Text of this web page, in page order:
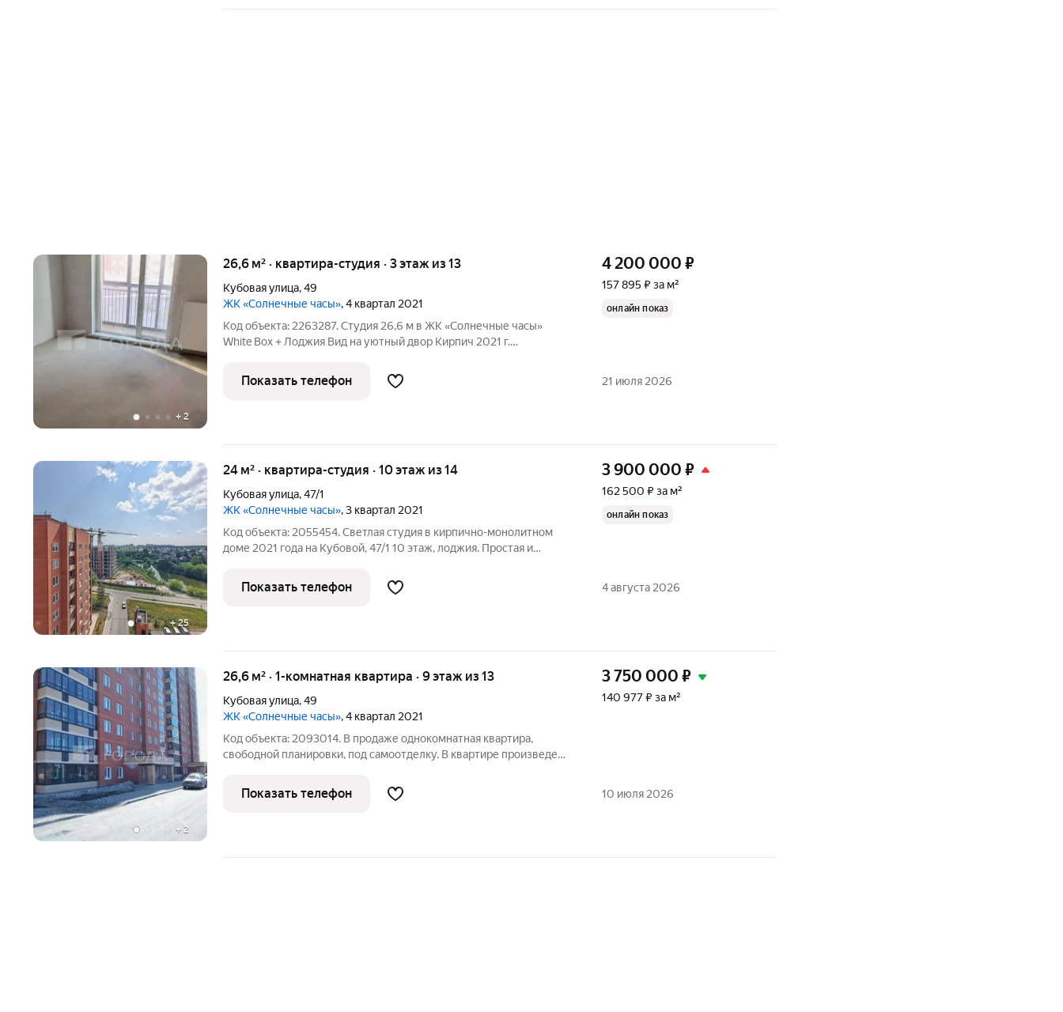
+ 2
26,6 м² · квартира-студия · 3 этаж из 13
Кубовая улица,49
ЖК «Солнечные часы», 4 квартал 2021
Код объекта: 2263287. Студия 26,6 м в ЖК «Солнечные часы»
White Box + Лоджия Вид на уютный двор Кирпич 2021 г.
пахнет свежестью, а большие окна заливают пространство
мягким дневным
4 200 000 ₽
157 895 ₽ за м²
онлайн показ
Показать телефон 21 июля 2026
+25
24 м² · квартира-студия · 10 этаж из 14
Кубовая улица,47/1
ЖК «Солнечные часы», 3 квартал 2021
Код объекта: 2055454. Светлая студия в кирпично-монолитном
доме 2021 года на Кубовой, 47/1 10 этаж, лоджия. Простая и
максимально рационально: общая площадь 24 м, кухня 10 м,
комната 10 м, жилая
3 900 000 ₽
162 500 ₽ за м²
онлайн показ
Показать телефон 4 августа 2026
+ 2
26,6 м² · 1-комнатная квартира · 9 этаж из 13
Кубовая улица,49
ЖК «Солнечные часы», 4 квартал 2021
Код объекта: 2093014. В продаже однокомнатная квартира,
свободной планировки, под самоотделку. В квартире произведена
Квартира расположена на 9 этаже 13-этажного кирпичного дома,
построенного в
3 750 000 ₽
140 977 ₽ за м²
Показать телефон 10 июля 2026